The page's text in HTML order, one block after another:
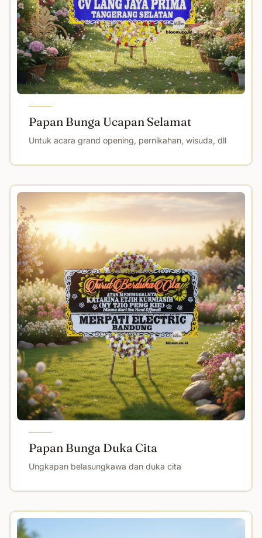
Papan Bunga Ucapan Selamat
Untuk acara grand opening, pernikahan, wisuda, dll
Papan Bunga Duka Cita
Ungkapan belasungkawa dan duka cita